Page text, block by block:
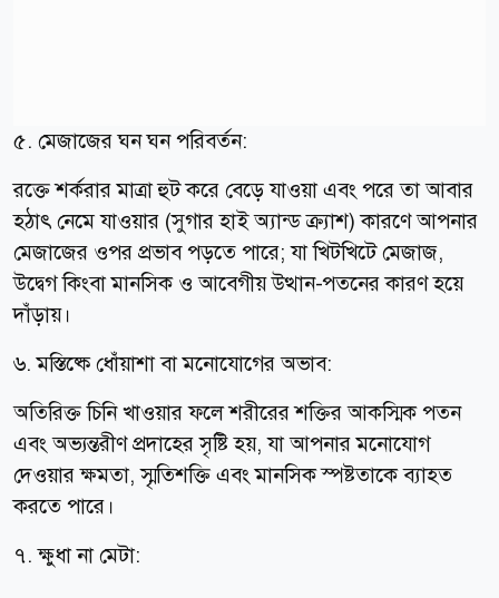
৫. মেজাজের ঘন ঘন পরিবর্তন:
রক্তে শর্করার মাত্রা হুট করে বেড়ে যাওয়া এবং পরে তা আবার
হঠাৎ নেমে যাওয়ার (সুগার হাই অ্যান্ড ক্র্যাশ) কারণে আপনার
মেজাজের ওপর প্রভাব পড়তে পারে; যা খিটখিটে মেজাজ,
উদ্বেগ কিংবা মানসিক ও আবেগীয় উত্থান-পতনের কারণ হয়ে
দাঁড়ায়।
৬. মস্তিষ্কে ধোঁয়াশা বা মনোযোগের অভাব:
অতিরিক্ত চিনি খাওয়ার ফলে শরীরের শক্তির আকস্মিক পতন
এবং অভ্যন্তরীণ প্রদাহের সৃষ্টি হয়, যা আপনার মনোযোগ
দেওয়ার ক্ষমতা, স্মৃতিশক্তি এবং মানসিক স্পষ্টতাকে ব্যাহত
করতে পারে।
৭. ক্ষুধা না মেটা: